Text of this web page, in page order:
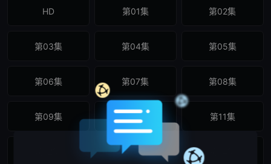
HD 第01集 第02集
第03集 第04集 第05集
第06集 第07集 第08集
第09集 第10集 第11集
第13集